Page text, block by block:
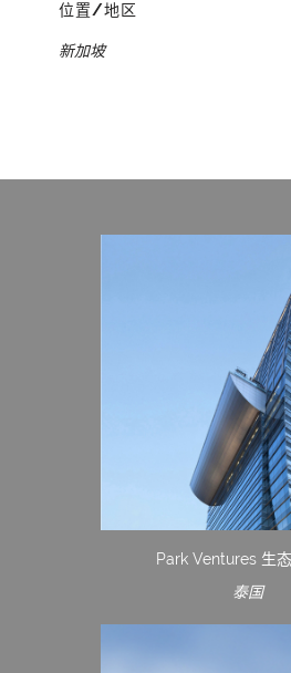
位置/地区
新加坡
Park Ventures 生
泰国